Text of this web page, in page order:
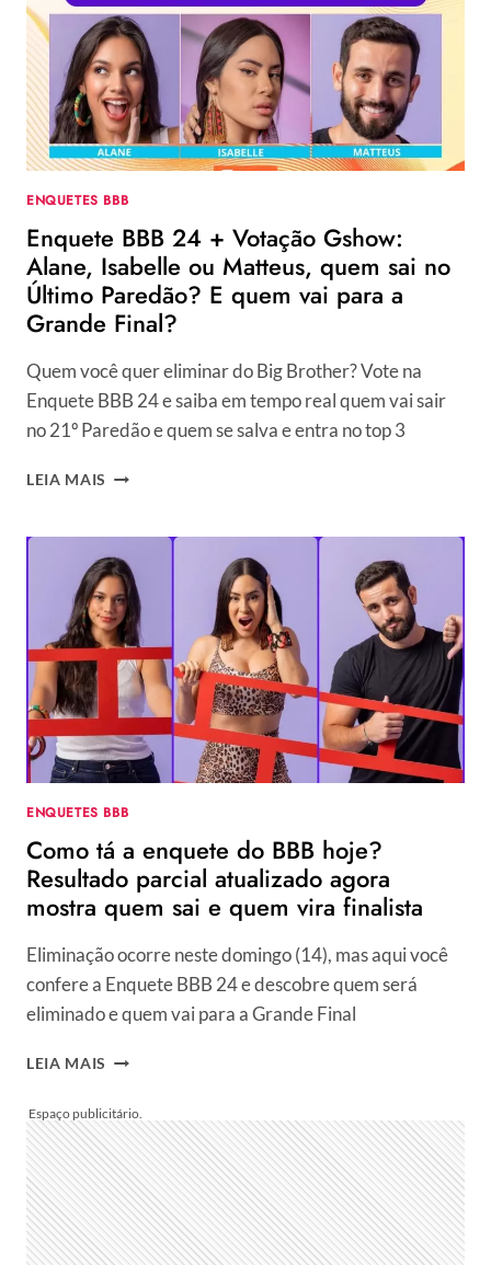
ENQUETE
MOSTRA
COMO
ESTÁ
A
VOTAÇÃO
DO
PAREDÃO
ENQUETES BBB
Enquete BBB 24 + Votação Gshow:
Alane, Isabelle ou Matteus, quem sai no
Último Paredão? E quem vai para a
Grande Final?
Quem você quer eliminar do Big Brother? Vote na
Enquete BBB 24 e saiba em tempo real quem vai sair
no 21º Paredão e quem se salva e entra no top 3
LEIA MAIS ENQUETE
+
VOTAÇÃO
GSHOW:
ALANE,
ISABELLE
OU
MATTEUS,
QUEM
NO
ÚLTIMO
E
QUEM
VAI
PARA
A
FINAL?
ENQUETES BBB
Como tá a enquete do BBB hoje?
Resultado parcial atualizado agora
mostra quem sai e quem vira finalista
Eliminação ocorre neste domingo (14), mas aqui você
confere a Enquete BBB 24 e descobre quem será
eliminado e quem vai para a Grande Final
LEIA MAIS COMO
ENQUETE
DO
BBB
HOJE?
RESULTADO
PARCIAL